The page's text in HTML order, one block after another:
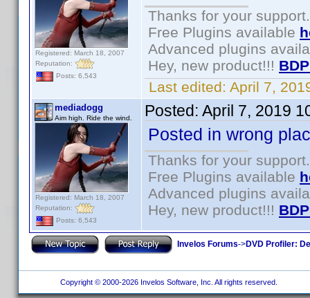
Registered: March 18, 2007
Reputation:
Posts: 6,543
Thanks for your support.
Free Plugins available
Advanced plugins
Hey, new product!!!
Last edited: April 7,
mediadogg
Aim high. Ride the wind.
Registered: March 18, 2007
Reputation:
Posts: 6,543
Posted: April 7, 2019
Posted in wrong
Thanks for your support.
Free Plugins available
Advanced plugins
Hey, new product!!!
Invelos Forums->DVD Profiler:
Copyright © 2000-2026 Invelos Software, Inc. All rights reserved.